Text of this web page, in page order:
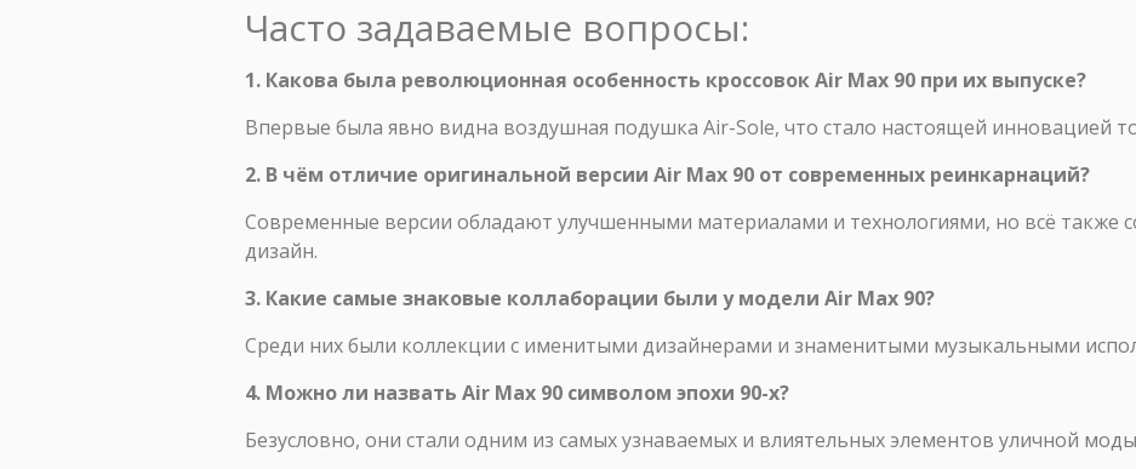
Часто задаваемые вопросы:
1. Какова была революционная особенность кроссовок Air Max 90 при их выпуске?
Впервые была явно видна воздушная подушка Air-Sole, что стало настоящей инновацией
2. В чём отличие оригинальной версии Air Max 90 от современных реинкарнаций?
Современные версии обладают улучшенными материалами и технологиями, но всё также
дизайн.
3. Какие самые знаковые коллаборации были у модели Air Max 90?
Среди них были коллекции с именитыми дизайнерами и знаменитыми музыкальными
4. Можно ли назвать Air Max 90 символом эпохи 90-х?
Безусловно, они стали одним из самых узнаваемых и влиятельных элементов уличной